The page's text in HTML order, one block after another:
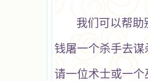
我们可以帮助
钱屠一个杀手去
请一位术士或一